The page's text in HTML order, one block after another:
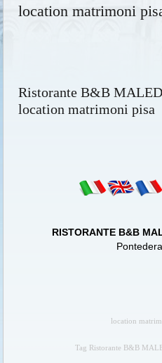
location matrimoni
Ristorante B&B
location matrimoni pisa
RISTORANTE B&B
location
Tag Ristorante B&B